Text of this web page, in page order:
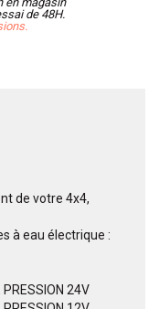
de 48H.
de votre 4x4,
à eau électrique :
24V